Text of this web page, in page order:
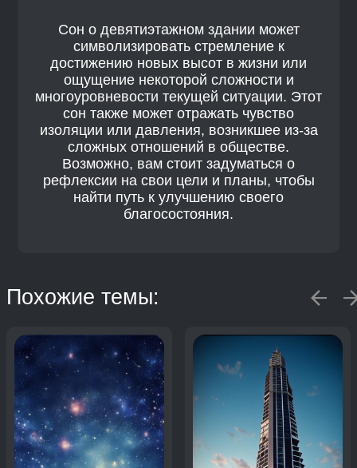
Сон о девятиэтажном здании может
символизировать стремление к
достижению новых высот в жизни или
ощущение некоторой сложности и
многоуровневости текущей ситуации. Этот
сон также может отражать чувство
изоляции или давления, возникшее из-за
сложных отношений в обществе.
Возможно, вам стоит задуматься о
рефлексии на свои цели и планы, чтобы
найти путь к улучшению своего
благосостояния.
Похожие темы: